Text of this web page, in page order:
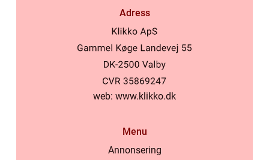
Adress
web: www.klikko.dk
Menu
Annonsering